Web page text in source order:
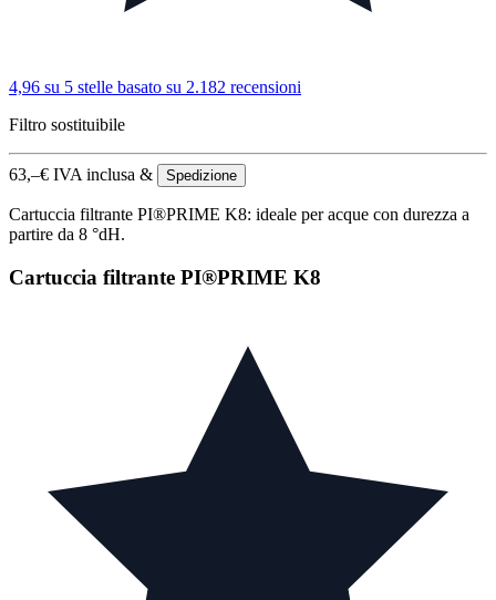
4,96 su 5 stelle basato su 2.182 recensioni
Filtro sostituibile
63,–€ IVA inclusa & Spedizione
Cartuccia filtrante PI®PRIME K8: ideale per acque con durezza a
partire da 8 °dH.
Cartuccia filtrante PI®PRIME K8